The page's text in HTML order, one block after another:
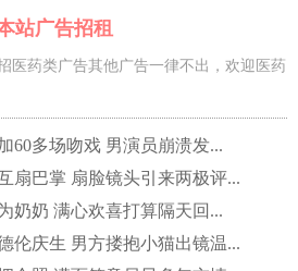
站广告招租
医药类广告其他广告一律不出，欢迎医药
60多场吻戏 男演员崩溃发...
扇巴掌 扇脸镜头引来两极评...
奶奶 满心欢喜打算隔天回...
伦庆生 男方搂抱小猫出镜温...